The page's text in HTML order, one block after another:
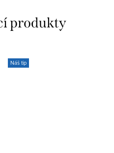
produkty
Náš tip